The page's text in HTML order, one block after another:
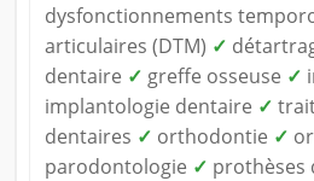
dysfonctionnements
articulaires (DTM) ✓
dentaire ✓ greffe osseuse ✓
implantologie dentaire ✓
dentaires ✓ orthodontie ✓
parodontologie ✓ prothèses